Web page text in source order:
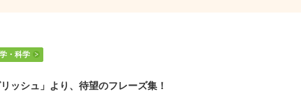
・科学
ッシュ」より、待望のフレーズ集！